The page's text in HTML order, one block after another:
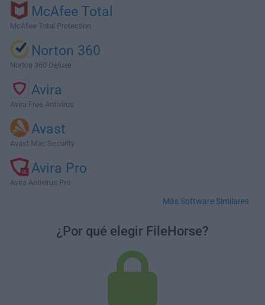
McAfee Total
McAfee Total Protection
Norton 360
Norton 360 Deluxe
Avira
Avira Free Antivirus
Avast
Avast Mac Security
Avira Pro
Avira Antivirus Pro
Más Software Similares
¿Por qué elegir FileHorse?